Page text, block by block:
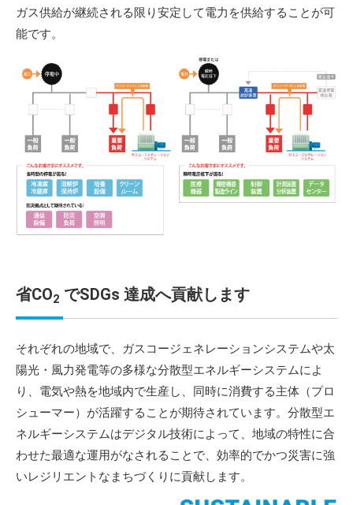
ガス供給が継続される限り安定して電力を供給することが可
能です。
省CO2 でSDGs 達成へ貢献します
それぞれの地域で、ガスコージェネレーションシステムや太
陽光・風力発電等の多様な分散型エネルギーシステムによ
り、電気や熱を地域内で生産し、同時に消費する主体（プロ
シューマー）が活躍することが期待されています。分散型エ
ネルギーシステムはデジタル技術によって、地域の特性に合
わせた最適な運用がなされることで、効率的でかつ災害に強
いレジリエントなまちづくりに貢献します。